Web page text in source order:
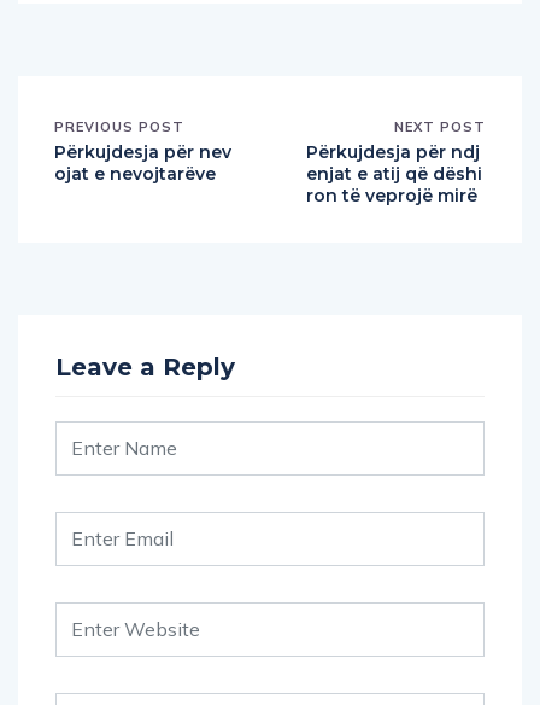
PREVIOUS POST
Përkujdesja për nev
ojat e nevojtarëve
NEXT POST
Përkujdesja për ndj
enjat e atij që dëshi
ron të veprojë mirë
Leave a Reply